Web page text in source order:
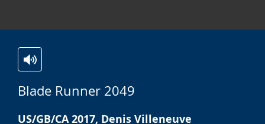
Blade Runner 2049
Leichten
Sprache
Audio-
Unterstützung.
Video
in
US/GB/CA 2017, Denis Villeneuve